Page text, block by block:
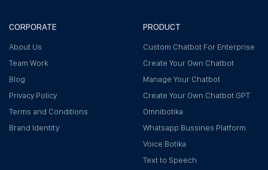
CORPORATE
About Us
Team Work
Blog
Privacy Policy
Terms and Conditions
Brand Identity
PRODUCT
Custom Chatbot For Enterprise
Create Your Own Chatbot
Manage Your Chatbot
Create Your Own Chatbot GPT
Omnibotika
Whatsapp Bussines Platform
Voice Botika
Text to Speech